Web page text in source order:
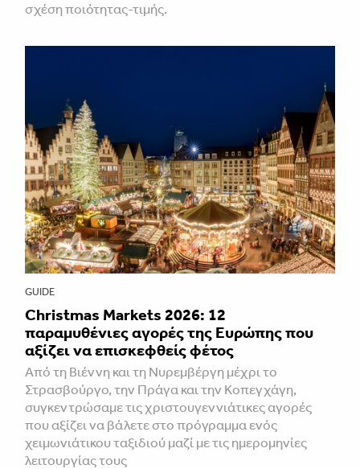
σχέση ποιότητας-τιμής.
GUIDE
Christmas Markets 2026: 12
παραμυθένιες αγορές της Ευρώπης που
αξίζει να επισκεφθείς φέτος
Από τη Βιέννη και τη Νυρεμβέργη μέχρι το
Στρασβούργο, την Πράγα και την Κοπεγχάγη,
συγκεντρώσαμε τις χριστουγεννιάτικες αγορές
που αξίζει να βάλετε στο πρόγραμμα ενός
χειμωνιάτικου ταξιδιού μαζί με τις ημερομηνίες
λειτουργίας τους